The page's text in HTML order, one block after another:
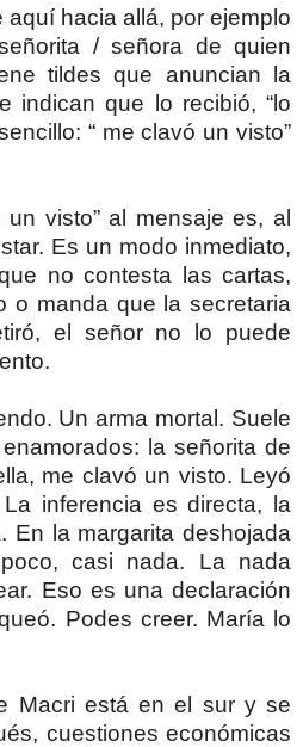
aquí hacia allá, por ejemplo
/ señora de quien
tildes que anuncian la
indican que lo recibió, “lo
“ me clavó un visto”
un visto” al mensaje es, al
Es un modo inmediato,
no contesta las cartas,
o manda que la secretaria
el señor no lo puede
Un arma mortal. Suele
la señorita de
me clavó un visto. Leyó
inferencia es directa, la
En la margarita deshojada
casi nada. La nada
Eso es una declaración
Podes creer. María lo
Macri está en el sur y se
cuestiones económicas